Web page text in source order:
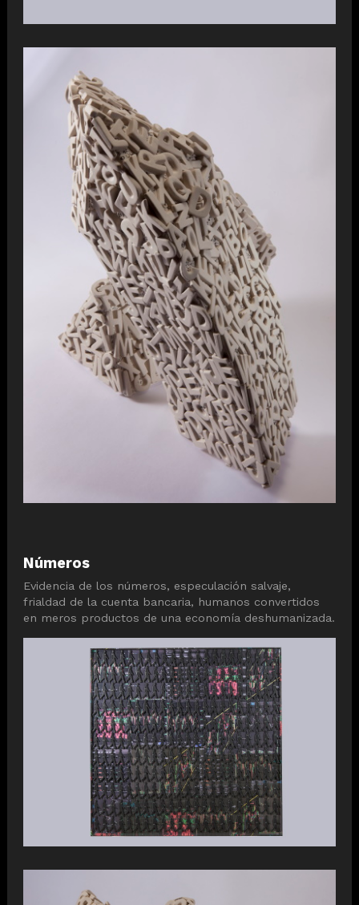
Números
Evidencia de los números, especulación salvaje,
frialdad de la cuenta bancaria, humanos convertidos
en meros productos de una economía deshumanizada.